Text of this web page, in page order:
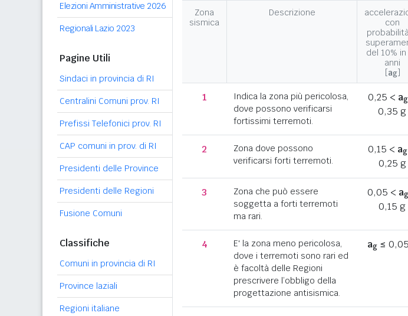
Elezioni Amministrative 2026
Regionali Lazio 2023
Pagine Utili
Sindaci in provincia di RI
Centralini Comuni prov. RI
Prefissi Telefonici prov. RI
CAP comuni in prov. di RI
Presidenti delle Province
Presidenti delle Regioni
Fusione Comuni
Classifiche
Comuni in provincia di RI
Province laziali
Regioni italiane
Zona
sismica
Descrizione
con
del 10%
anni
[ag]
1
Indica la zona più pericolosa,
dove possono verificarsi
fortissimi terremoti.
0,25 < ag
0,35 g
2
Zona dove possono
verificarsi forti terremoti.
0,15 < ag
0,25 g
3
Zona che può essere
soggetta a forti terremoti
ma rari.
0,05 < ag
0,15 g
4
E' la zona meno pericolosa,
dove i terremoti sono rari ed
è facoltà delle Regioni
prescrivere l’obbligo della
progettazione antisismica.
ag≤